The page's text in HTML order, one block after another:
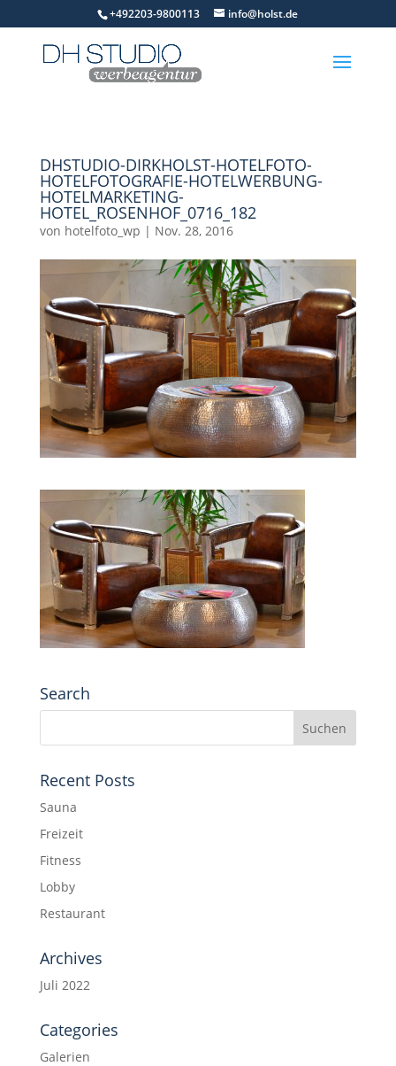
+492203-9800113 info@holst.de
DHSTUDIO-DIRKHOLST-HOTELFOTO-
HOTELFOTOGRAFIE-HOTELWERBUNG-
HOTELMARKETING-
HOTEL_ROSENHOF_0716_182
von hotelfoto_wp | Nov. 28, 2016
Search
Recent Posts
Sauna
Freizeit
Fitness
Lobby
Restaurant
Archives
Juli 2022
Categories
Galerien